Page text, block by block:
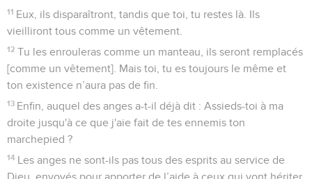
11 Eux, ils disparaîtront, tandis que toi, tu restes là. Ils
vieilliront tous comme un vêtement.
12 Tu les enrouleras comme un manteau, ils seront remplacés
[comme un vêtement]. Mais toi, tu es toujours le même et
ton existence n’aura pas de fin.
13 Enfin, auquel des anges a-t-il déjà dit : Assieds-toi à ma
droite jusqu'à ce que j'aie fait de tes ennemis ton
marchepied ?
14 Les anges ne sont-ils pas tous des esprits au service de
Dieu, envoyés pour apporter de l’aide à ceux qui vont hériter